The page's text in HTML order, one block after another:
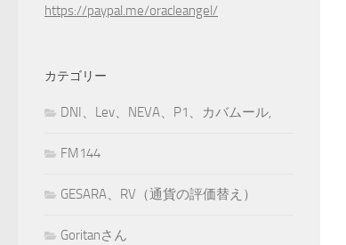
https://paypal.me/oracleangel/
カテゴリー
DNI、Lev、NEVA、P1、カバムール,
FM144
GESARA、RV（通貨の評価替え）
Goritanさん